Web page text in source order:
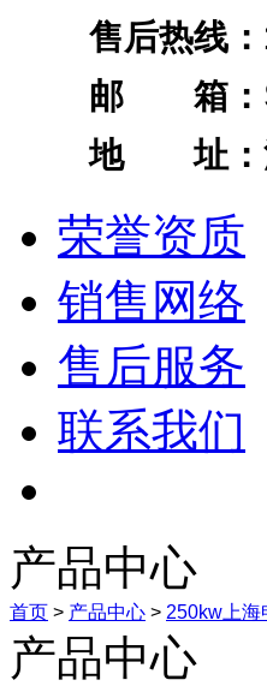
售后热线：
邮 箱：
地 址：江
荣誉资质
销售网络
售后服务
联系我们
产品中心
首页 > 产品中心 > 250kw上海
产品中心